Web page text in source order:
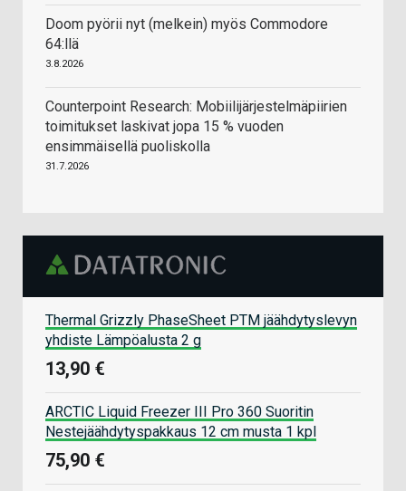
Doom pyörii nyt (melkein) myös Commodore
64:llä
3.8.2026
Counterpoint Research: Mobiilijärjestelmäpiirien
toimitukset laskivat jopa 15 % vuoden
ensimmäisellä puoliskolla
31.7.2026
Thermal Grizzly PhaseSheet PTM jäähdytyslevyn
yhdiste Lämpöalusta 2 g
13,90 €
ARCTIC Liquid Freezer III Pro 360 Suoritin
Nestejäähdytyspakkaus 12 cm musta 1 kpl
75,90 €